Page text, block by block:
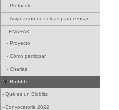
- Protocolo
- Asignación de celdas para censar
ENARAK
- Proyecto
- Cómo participar
- Charlas
Bioblitz
- Qué es un Bioblitz
- Convocatoria 2022